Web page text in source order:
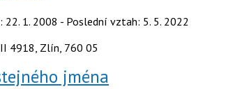
22. 1. 2008 - Poslední vztah: 5. 5. 2022
4918, Zlín, 760 05
jména